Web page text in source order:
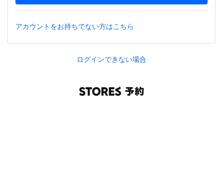
アカウントをお持ちでない方はこちら
ログインできない場合